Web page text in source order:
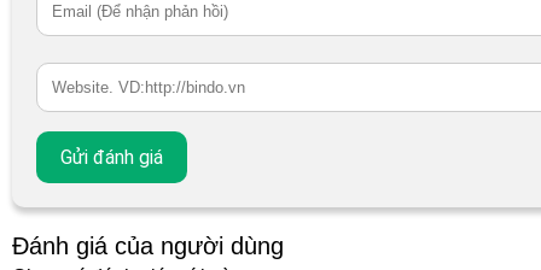
Đánh giá của người dùng